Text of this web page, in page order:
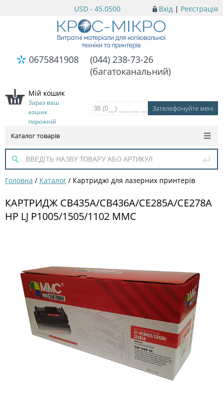
Вхід | Реєстрація
USD - 45.0500
0675841908
(044) 238-73-26
(багатоканальний)
Мій кошик
Зараз ваш
кошик
порожній
Каталог товарів
Головна / Каталог / Картриджі для лазерних принтерів
КАРТРИДЖ CB435A/CB436A/CE285A/CE278A
HP LJ P1005/1505/1102 MMC